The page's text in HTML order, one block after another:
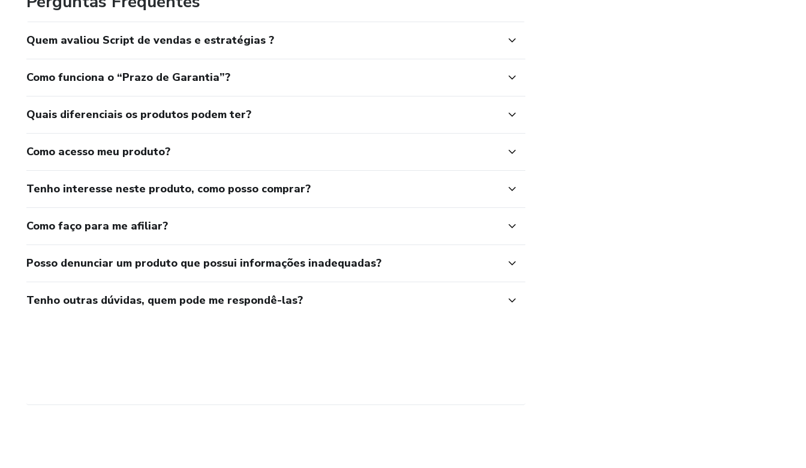
Quem avaliou Script de vendas e estratégias ?
Como funciona o “Prazo de Garantia”?
Quais diferenciais os produtos podem ter?
Como acesso meu produto?
Tenho interesse neste produto, como posso comprar?
Como faço para me afiliar?
Posso denunciar um produto que possui informações inadequadas?
Tenho outras dúvidas, quem pode me respondê-las?